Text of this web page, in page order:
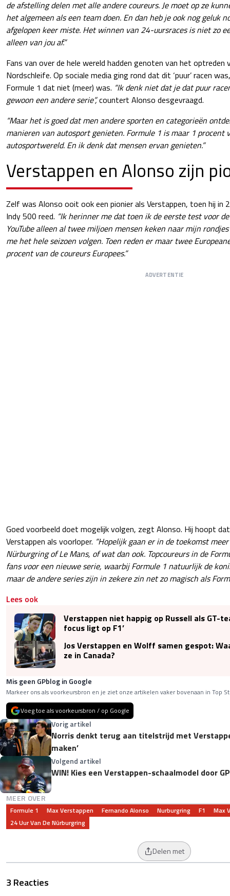
de afstelling delen met alle andere coureurs. Je moet op ze
het algemeen als een team doen. En dan heb je ook nog geluk
afgelopen keer miste. Het winnen van 24-uursraces is niet zo
alleen van jou af.”
Fans van over de hele wereld hadden genoten van het optreden
Nordschleife. Op sociale media ging rond dat dit ‘puur’ racen
Formule 1 dat niet (meer) was. “Ik denk niet dat je dat puur
gewoon een andere serie”,countert Alonso desgevraagd.
“Maar het is goed dat men andere sporten en categorieën
manieren van autosport genieten. Formule 1 is maar 1 procent
autosportwereld. En ik denk dat mensen ervan genieten.”
Verstappen en Alonso zijn
Zelf was Alonso ooit ook een pionier als Verstappen, toen hij in
Indy 500 reed. “Ik herinner me dat toen ik de eerste test voor
YouTube alleen al twee miljoen mensen keken naar mijn
me het hele seizoen volgen. Toen reden er maar twee
procent van de coureurs Europees.”
ADVERTENTIE
Goed voorbeeld doet mogelijk volgen, zegt Alonso. Hij hoopt
Verstappen als voorloper. “Hopelijk gaan er in de toekomst
Nürburgring of Le Mans, of wat dan ook. Topcoureurs in de
fans voor een nieuwe serie, waarbij Formule 1 natuurlijk de
maar de andere series zijn in zekere zin net zo magisch als
Lees ook
Verstappen niet happig op Russell als GT-
focus ligt op F1’
Jos Verstappen en Wolff samen gespot:
ze in Canada?
Mis geen GPblog in Google
Markeer ons als voorkeursbron en je ziet onze artikelen vaker bovenaan in Top
Voeg toe als voorkeursbron / op Google
Vorig artikel
Norris denkt terug aan titelstrijd met
maken’
Volgend artikel
WIN! Kies een Verstappen-schaalmodel door
MEER OVER
Formule 1 Max Verstappen Fernando Alonso Nurburgring F1
Max
24 Uur Van De Nürburgring
Delen met
3 Reacties